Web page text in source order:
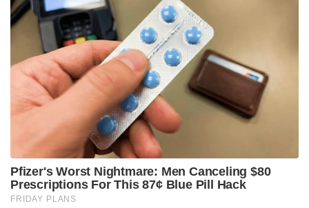
പച്ചപ്പുൽത്തകിടിയും നീലാകാശവും നിറഞ്ഞ
വാൾപേപ്പറും, എക്സ്പിയുടെ വേഗതയും ഇന്നും 90-
കളിലെ കുട്ടികൾക്ക് ഒരു വലിയ നൊസ്റ്റാൾജിയയാണ്.
വിൻഡോസ് പെയിന്റിൽ ചിത്രം വരച്ചതും,
മൈൻസ്വീപ്പറും സോളിറ്റയർ കാർഡും കളിച്ചതുമെല്ലാം
ഒരു തലമുറയുടെ മനോഹരമായ ഓർമ്മകളാണ്.
മൈക്രോസോഫ്റ്റ് ഓഫീസ് കൂടി വിൻഡോസിന്റെ
ഭാഗമായതോടെ ലോകത്തിലെ മുഴുവൻ ബിസിനസ്സ്
മേഖലയും ഈ സിസ്റ്റത്തിലേക്ക് മാറി.
ഗെയിമിംഗിനായി അവർ കൊണ്ടുവന്ന ഡയറക്ട്
എക്സ് (DirectX) പിസി ഗെയിമിംഗിന്റെ മുഖച്ഛായ